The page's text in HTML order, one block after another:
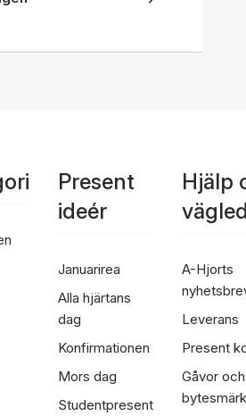
Present
ideér
Januarirea
Alla hjärtans
dag
Konfirmationen
Mors dag
Studentpresent
Hjälp
A-Hjorts
Leverans
Present
Gåvor och